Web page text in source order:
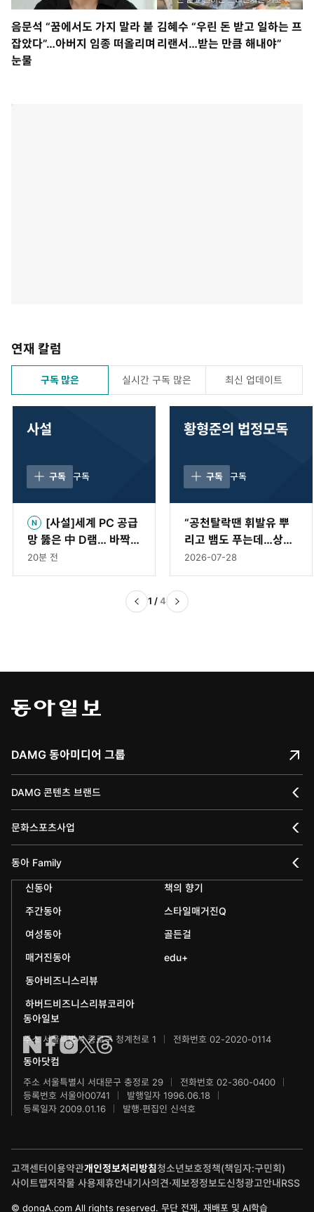
음문석 “꿈에서도 가지 말라 붙
잡았다”…아버지 임종 떠올리며
눈물
김혜수 “우린 돈 받고 일하는 프
리랜서…받는 만큼 해내야”
연재 칼럼
구독 많은 실시간 구독 많은 최신 업데이트
사설
구독 구독
[사설]세계 PC 공급
망 뚫은 中 D램… 바짝
다가온 ‘차이나 쇼크’
20분 전
황형준의 법정모독
구독 구독
“공천탈락땐 휘발유 뿌
리고 뱀도 푸는데…상임
위 문제로 ‘멱살’은 이례
적” [황형준의 법정모독]
2026-07-28
1 /4
DAMG 동아미디어 그룹
DAMG 콘텐츠 브랜드
채널A
스포츠동아
어린이동아
에듀동아
어린이과학동아
수학동아
어린이수학동아
IT동아
문화스포츠사업
동아 신춘문예
동아국악콩쿠르
동아뮤지컬콩쿠르
동아무용콩쿠르
동아주니어음악콩쿠르
동아주니어국악콩쿠르
동아마라톤
동아연극상
제주 국제사진공모전
동아 Family
인촌기념회
신문박물관
화정평화재단
하서학술재단
신동아
책의 향기
주간동아
스타일매거진Q
여성동아
골든걸
매거진동아
edu+
동아비즈니스리뷰
하버드비즈니스리뷰코리아
동아일보
주소 서울특별시 종로구 청계천로 1 전화번호 02-2020-0114
동아닷컴
주소 서울특별시 서대문구 충정로 29
전화번호 02-360-0400
등록번호 서울아00741
발행일자 1996.06.18
등록일자 2009.01.16
발행·편집인 신석호
고객센터이용약관개인정보처리방침청소년보호정책(책임자:구민회)
사이트맵저작물 사용제휴안내기사의견·제보정정보도신청광고안내RSS
© dongA.com All rights reserved. 무단 전재, 재배포 및 AI학습